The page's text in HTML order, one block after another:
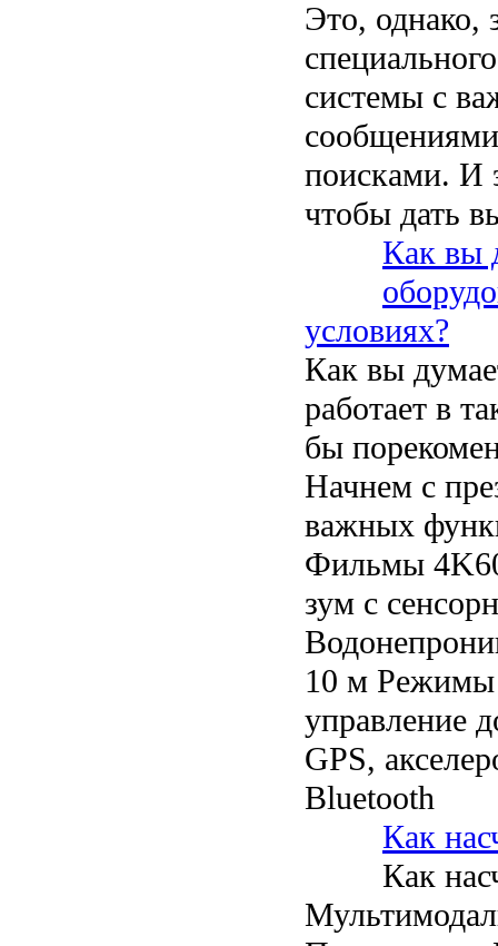
Это, однако,
системы с
поисками. И
чтобы дать
Как вы
условиях?
Как вы
работает в
бы
Начнем с
важных
Фильмы
зум с
10 м Режимы
управление
GPS,
Bluetooth
Как
Как